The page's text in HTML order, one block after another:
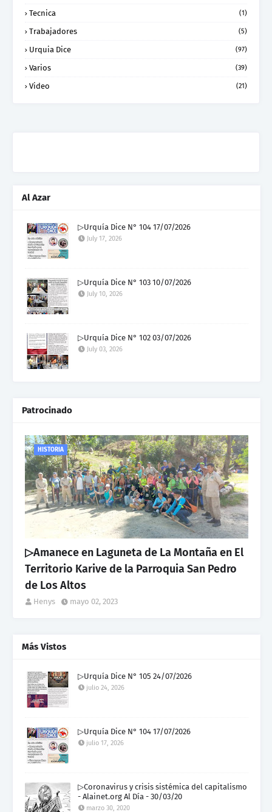
Tecnica (1)
Trabajadores (5)
Urquia Dice (97)
Varios (39)
Video (21)
Al Azar
▷Urquía Dice N° 104 17/07/2026
July 17, 2026
▷Urquía Dice N° 103 10/07/2026
July 10, 2026
▷Urquía Dice N° 102 03/07/2026
July 03, 2026
Patrocinado
HISTORIA
▷Amanece en Laguneta de La Montaña en El
Territorio Karive de la Parroquia San Pedro
de Los Altos
Henys mayo 02, 2023
Más Vistos
▷Urquía Dice N° 105 24/07/2026
julio 24, 2026
▷Urquía Dice N° 104 17/07/2026
julio 17, 2026
▷Coronavirus y crisis sistémica del capitalismo
- Alainet.org Al Día - 30/03/20
marzo 30, 2020